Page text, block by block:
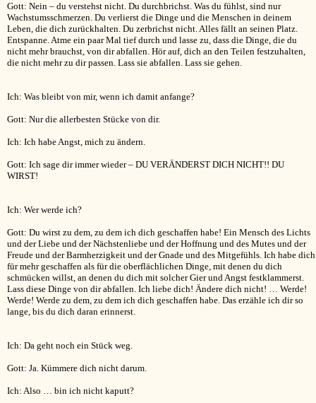
Gott: Nein – du verstehst nicht. Du durchbrichst. Was du fühlst, sind nur
Wachstumsschmerzen. Du verlierst die Dinge und die Menschen in deinem
Leben, die dich zurückhalten. Du zerbrichst nicht. Alles fällt an seinen Platz.
Entspanne. Atme ein paar Mal tief durch und lasse zu, dass die Dinge, die du
nicht mehr brauchst, von dir abfallen. Hör auf, dich an den Teilen festzuhalten,
die nicht mehr zu dir passen. Lass sie abfallen. Lass sie gehen.
Ich: Was bleibt von mir, wenn ich damit anfange?
Gott: Nur die allerbesten Stücke von dir.
Ich: Ich habe Angst, mich zu ändern.
Gott: Ich sage dir immer wieder – DU VERÄNDERST DICH NICHT!! DU
WIRST!
Ich: Wer werde ich?
Gott: Du wirst zu dem, zu dem ich dich geschaffen habe! Ein Mensch des Lichts
und der Liebe und der Nächstenliebe und der Hoffnung und des Mutes und der
Freude und der Barmherzigkeit und der Gnade und des Mitgefühls. Ich habe dich
für mehr geschaffen als für die oberflächlichen Dinge, mit denen du dich
schmücken willst, an denen du dich mit solcher Gier und Angst festklammerst.
Lass diese Dinge von dir abfallen. Ich liebe dich! Ändere dich nicht! … Werde!
Werde! Werde zu dem, zu dem ich dich geschaffen habe. Das erzähle ich dir so
lange, bis du dich daran erinnerst.
Ich: Da geht noch ein Stück weg.
Gott: Ja. Kümmere dich nicht darum.
Ich: Also … bin ich nicht kaputt?